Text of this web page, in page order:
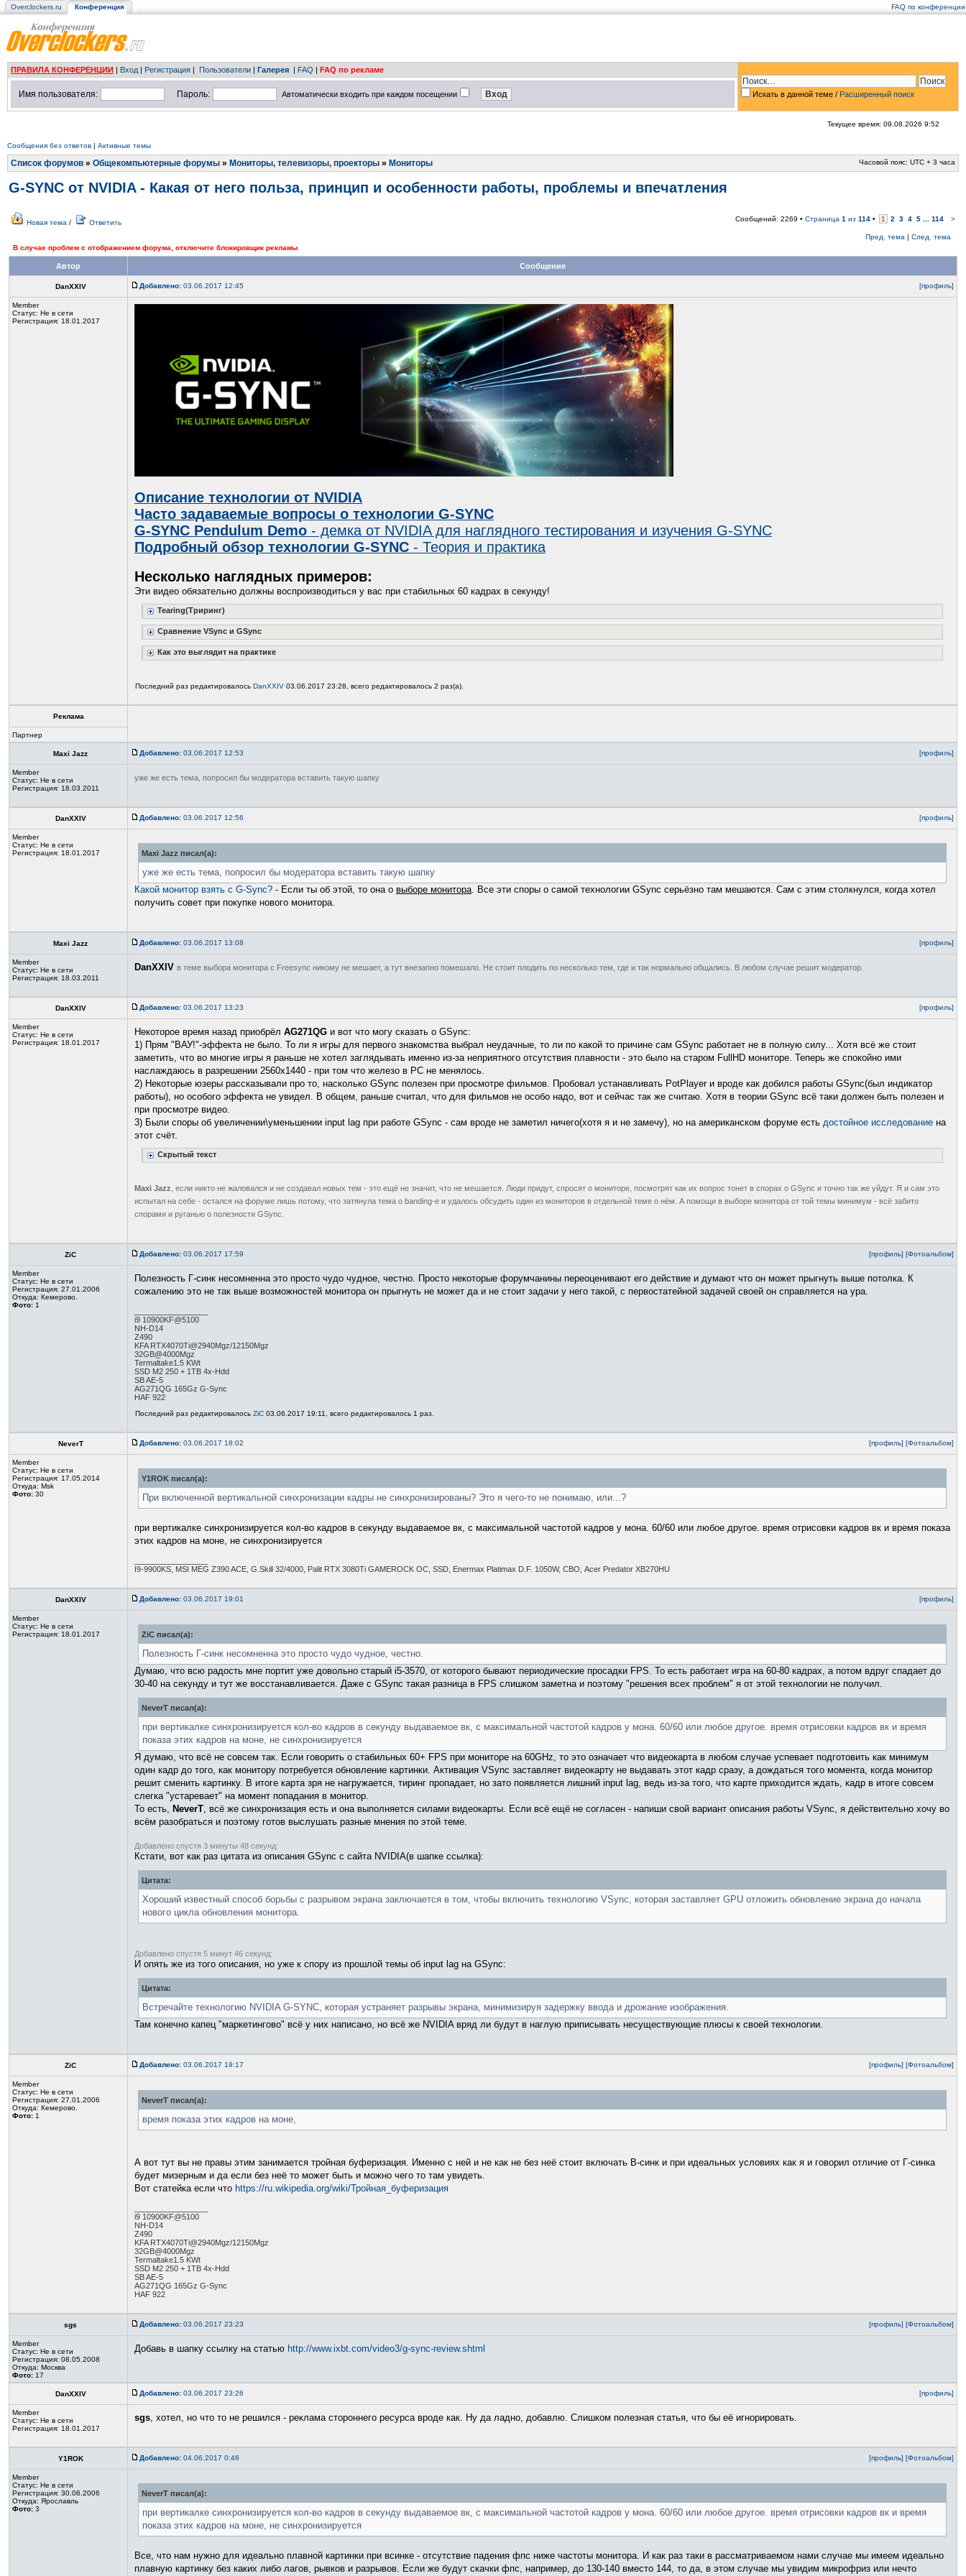
Overclockers.ru Конференция FAQ по конференции
ПРАВИЛА КОНФЕРЕНЦИИ | Вход | Регистрация | Пользователи | Галерея | FAQ | FAQ по рекламе
Искать в данной теме / Расширенный поиск
Имя пользователя: Пароль: Автоматически входить при каждом посещении
Текущее время: 09.08.2026 9:52
Сообщения без ответов | Активные темы
Список форумов » Общекомпьютерные форумы » Мониторы, телевизоры, проекторы » Мониторы Часовой пояс: UTC + 3 часа
G-SYNC от NVIDIA - Какая от него польза, принцип и особенности работы, проблемы и впечатления
Новая тема / Ответить Сообщений: 2269 • Страница 1 из 114 • 1 2 3 4 5 114 >
Пред. тема | След. тема
В случае проблем с отображением форума, отключите блокировщик рекламы
Автор Сообщение
DanXXIV Добавлено: 03.06.2017 12:45 [профиль]
Member
Статус: Не в сети
Регистрация: 18.01.2017
Описание технологии от NVIDIA
Часто задаваемые вопросы о технологии G-SYNC
G-SYNC Pendulum Demo - демка от NVIDIA для наглядного тестирования и изучения G-SYNC
Подробный обзор технологии G-SYNC - Теория и практика
Несколько наглядных примеров:
Эти видео обязательно должны воспроизводиться у вас при стабильных 60 кадрах в секунду!
Tearing(Триринг)
Сравнение VSync и GSync
Как это выглядит на практике
Последний раз редактировалось DanXXIV 03.06.2017 23:28, всего редактировалось 2 раз(а).
Реклама
Партнер
Maxi Jazz Добавлено: 03.06.2017 12:53 [профиль]
Member
Статус: Не в сети
Регистрация: 18.03.2011
уже же есть тема, попросил бы модератора вставить такую шапку
DanXXIV Добавлено: 03.06.2017 12:56 [профиль]
Member
Статус: Не в сети
Регистрация: 18.01.2017
Maxi Jazz писал(а):
уже же есть тема, попросил бы модератора вставить такую шапку
Какой монитор взять с G-Sync? - Если ты об этой, то она о выборе монитора. Все эти споры о самой технологии GSync серьёзно там мешаются. Сам с этим столкнулся, когда хотел
получить совет при покупке нового монитора.
Maxi Jazz Добавлено: 03.06.2017 13:08 [профиль]
Member
Статус: Не в сети
Регистрация: 18.03.2011
DanXXIV в теме выбора монитора с Freesync никому не мешает, а тут внезапно помешало. Не стоит плодить по несколько тем, где и так нормально общались. В любом случае решит модератор.
DanXXIV Добавлено: 03.06.2017 13:23 [профиль]
Member
Статус: Не в сети
Регистрация: 18.01.2017
Некоторое время назад приобрёл AG271QG и вот что могу сказать о GSync:
1) Прям "ВАУ!"-эффекта не было. То ли я игры для первого знакомства выбрал неудачные, то ли по какой то причине сам GSync работает не в полную силу... Хотя всё же стоит
заметить, что во многие игры я раньше не хотел заглядывать именно из-за неприятного отсутствия плавности - это было на старом FullHD мониторе. Теперь же спокойно ими
наслаждаюсь в разрешении 2560x1440 - при том что железо в PC не менялось.
2) Некоторые юзеры рассказывали про то, насколько GSync полезен при просмотре фильмов. Пробовал устанавливать PotPlayer и вроде как добился работы GSync(был индикатор
работы), но особого эффекта не увидел. В общем, раньше считал, что для фильмов не особо надо, вот и сейчас так же считаю. Хотя в теории GSync всё таки должен быть полезен и
при просмотре видео.
3) Были споры об увеличении\уменьшении input lag при работе GSync - сам вроде не заметил ничего(хотя я и не замечу), но на американском форуме есть достойное исследование на
этот счёт.
Скрытый текст
Maxi Jazz , если никто не жаловался и не создавал новых тем - это ещё не значит, что не мешается. Люди придут, спросят о мониторе, посмотрят как их вопрос тонет в спорах о GSync и точно так же уйдут. Я и сам это
испытал на себе - остался на форуме лишь потому, что затянула тема о banding-е и удалось обсудить один из мониторов в отдельной теме о нём. А помощи в выборе монитора от той темы минимум - всё забито
спорами и руганью о полезности GSync.
ZiC Добавлено: 03.06.2017 17:59 [профиль] [Фотоальбом]
Member
Статус: Не в сети
Регистрация: 27.01.2006
Откуда: Кемерово.
Фото: 1
Полезность Г-синк несомненна это просто чудо чудное, честно. Просто некоторые форумчанины переоценивают его действие и думают что он может прыгнуть выше потолка. К
сожалению это не так выше возможностей монитора он прыгнуть не может да и не стоит задачи у него такой, с первостатейной задачей своей он справляется на ура.
i9 10900KF@5100
NH-D14
Z490
KFA RTX4070Ti@2940Mgz/12150Mgz
32GB@4000Mgz
Termaltake1.5 KWt
SSD M2 250 + 1TB 4x-Hdd
SB AE-5
AG271QG 165Gz G-Sync
HAF 922
Последний раз редактировалось ZiC 03.06.2017 19:11, всего редактировалось 1 раз.
NeverT Добавлено: 03.06.2017 18:02 [профиль] [Фотоальбом]
Member
Статус: Не в сети
Регистрация: 17.05.2014
Откуда: Msk
Фото: 30
Y1ROK писал(а):
При включенной вертикальной синхронизации кадры не синхронизированы? Это я чего-то не понимаю, или...?
при вертикалке синхронизируется кол-во кадров в секунду выдаваемое вк, с максимальной частотой кадров у мона. 60/60 или любое другое. время отрисовки кадров вк и время показа
этих кадров на моне, не синхронизируется
I9-9900KS, MSI MEG Z390 ACE, G.Skill 32/4000, Palit RTX 3080Ti GAMEROCK OC, SSD, Enermax Platimax D.F. 1050W, СВО, Acer Predator XB270HU
DanXXIV Добавлено: 03.06.2017 19:01 [профиль]
Member
Статус: Не в сети
Регистрация: 18.01.2017
ZiC писал(а):
Полезность Г-синк несомненна это просто чудо чудное, честно.
Думаю, что всю радость мне портит уже довольно старый i5-3570, от которого бывают периодические просадки FPS. То есть работает игра на 60-80 кадрах, а потом вдруг спадает до
30-40 на секунду и тут же восстанавливается. Даже с GSync такая разница в FPS слишком заметна и поэтому "решения всех проблем" я от этой технологии не получил.
NeverT писал(а):
при вертикалке синхронизируется кол-во кадров в секунду выдаваемое вк, с максимальной частотой кадров у мона. 60/60 или любое другое. время отрисовки кадров вк и время
показа этих кадров на моне, не синхронизируется
Я думаю, что всё не совсем так. Если говорить о стабильных 60+ FPS при мониторе на 60GHz, то это означает что видеокарта в любом случае успевает подготовить как минимум
один кадр до того, как монитору потребуется обновление картинки. Активация VSync заставляет видеокарту не выдавать этот кадр сразу, а дождаться того момента, когда монитор
решит сменить картинку. В итоге карта зря не нагружается, тиринг пропадает, но зато появляется лишний input lag, ведь из-за того, что карте приходится ждать, кадр в итоге совсем
слегка "устаревает" на момент попадания в монитор.
То есть, NeverT, всё же синхронизация есть и она выполняется силами видеокарты. Если всё ещё не согласен - напиши свой вариант описания работы VSync, я действительно хочу во
всём разобраться и поэтому готов выслушать разные мнения по этой теме.
Добавлено спустя 3 минуты 48 секунд:
Кстати, вот как раз цитата из описания GSync с сайта NVIDIA(в шапке ссылка):
Цитата:
Хороший известный способ борьбы с разрывом экрана заключается в том, чтобы включить технологию VSync, которая заставляет GPU отложить обновление экрана до начала
нового цикла обновления монитора.
Добавлено спустя 5 минут 46 секунд:
И опять же из того описания, но уже к спору из прошлой темы об input lag на GSync:
Цитата:
Встречайте технологию NVIDIA G-SYNC, которая устраняет разрывы экрана, минимизируя задержку ввода и дрожание изображения.
Там конечно капец "маркетингово" всё у них написано, но всё же NVIDIA вряд ли будут в наглую приписывать несуществующие плюсы к своей технологии.
ZiC Добавлено: 03.06.2017 19:17 [профиль] [Фотоальбом]
Member
Статус: Не в сети
Регистрация: 27.01.2006
Откуда: Кемерово.
Фото: 1
NeverT писал(а):
время показа этих кадров на моне,
А вот тут вы не правы этим занимается тройная буферизация. Именно с ней и не как не без неё стоит включать В-синк и при идеальных условиях как я и говорил отличие от Г-синка
будет мизерным и да если без неё то может быть и можно чего то там увидеть.
Вот статейка если что https://ru.wikipedia.org/wiki/Тройная_буферизация
i9 10900KF@5100
NH-D14
Z490
KFA RTX4070Ti@2940Mgz/12150Mgz
32GB@4000Mgz
Termaltake1.5 KWt
SSD M2 250 + 1TB 4x-Hdd
SB AE-5
AG271QG 165Gz G-Sync
HAF 922
sgs Добавлено: 03.06.2017 23:23 [профиль] [Фотоальбом]
Member
Статус: Не в сети
Регистрация: 08.05.2008
Откуда: Москва
Фото: 17
Добавь в шапку ссылку на статью http://www.ixbt.com/video3/g-sync-review.shtml
DanXXIV Добавлено: 03.06.2017 23:26 [профиль]
Member
Статус: Не в сети
Регистрация: 18.01.2017
sgs, хотел, но что то не решился - реклама стороннего ресурса вроде как. Ну да ладно, добавлю. Слишком полезная статья, что бы её игнорировать.
Y1ROK Добавлено: 04.06.2017 0:46 [профиль] [Фотоальбом]
Member
Статус: Не в сети
Регистрация: 30.06.2006
Откуда: Ярославль
Фото: 3
NeverT писал(а):
при вертикалке синхронизируется кол-во кадров в секунду выдаваемое вк, с максимальной частотой кадров у мона. 60/60 или любое другое. время отрисовки кадров вк и время
показа этих кадров на моне, не синхронизируется
Все, что нам нужно для идеально плавной картинки при всинке - отсутствие падения фпс ниже частоты монитора. И как раз таки в рассматриваемом нами случае мы имеем идеально
плавную картинку без каких либо лагов, рывков и разрывов. Если же будут скачки фпс, например, до 130-140 вместо 144, то да, в этом случае мы увидим микрофриз или нечто